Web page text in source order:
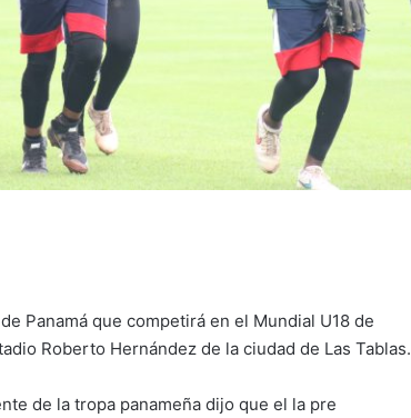
Panamá que competirá en el Mundial U18 de
Roberto Hernández de la ciudad de Las Tablas.
de la tropa panameña dijo que el la pre